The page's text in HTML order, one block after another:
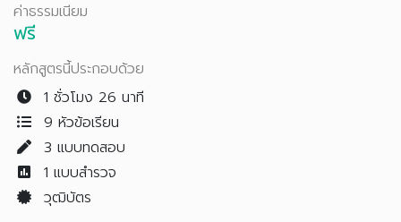
ค่าธรรมเนียม
ฟรี
หลักสูตรนี้ประกอบด้วย
1 ชั่วโมง 26 นาที
9 หัวข้อเรียน
3 แบบทดสอบ
1 แบบสำรวจ
วุฒิบัตร